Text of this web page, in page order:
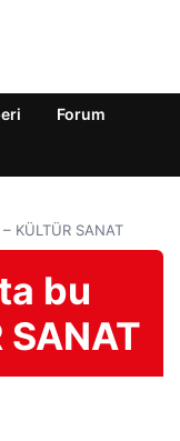
Forum
KÜLTÜR SANAT
bu
SANAT